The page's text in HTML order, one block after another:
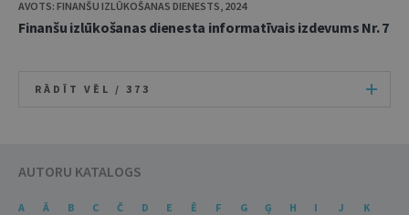
AVOTS: FINANŠU IZLŪKOŠANAS DIENESTS, 2024
Finanšu izlūkošanas dienesta informatīvais izdevums Nr. 7
RĀDĪT VĒL / 373
AUTORU KATALOGS
A Ā B C Č D E Ē F G Ģ H I J
K